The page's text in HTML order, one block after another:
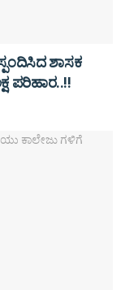
ಶಾಸಕ
ಪರಿಹಾರ..!!